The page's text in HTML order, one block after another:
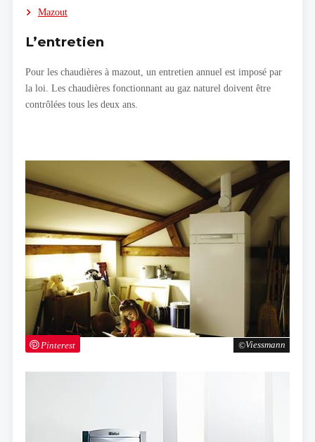
Viessmann
Pinterest
Mazout
L’entretien
Pour les chaudières à mazout, un entretien annuel est imposé par
la loi. Les chaudières fonctionnant au gaz naturel doivent être
contrôlées tous les deux ans.